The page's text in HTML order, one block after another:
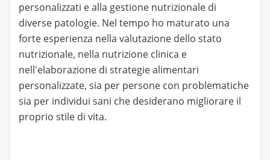
personalizzati e alla gestione nutrizionale di
diverse patologie. Nel tempo ho maturato una
forte esperienza nella valutazione dello stato
nutrizionale, nella nutrizione clinica e
nell'elaborazione di strategie alimentari
personalizzate, sia per persone con problematiche
sia per individui sani che desiderano migliorare il
proprio stile di vita.